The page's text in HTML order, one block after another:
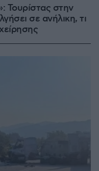
Τουρίστας στην
σε ανήλικη, τι